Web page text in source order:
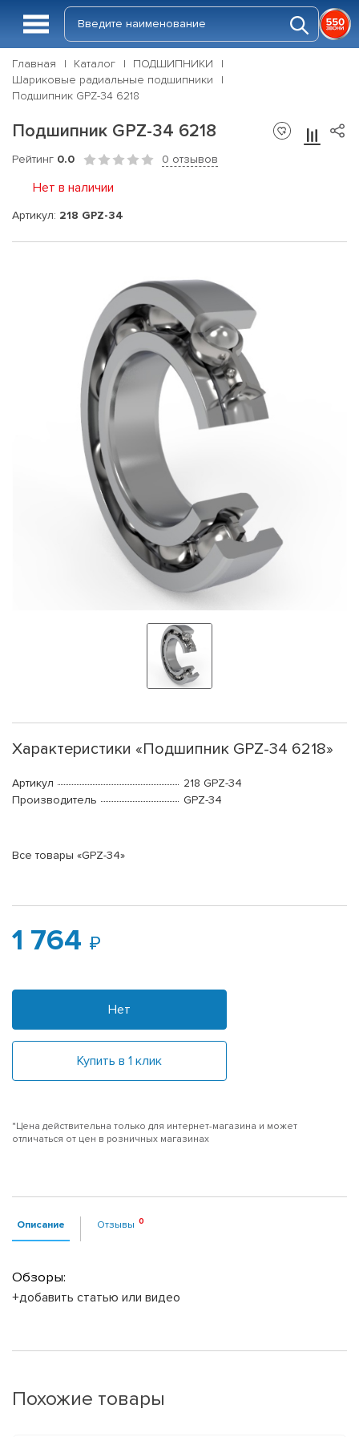
Главная Каталог
ПОДШИПНИКИ
Шариковые радиальные подшипники
Подшипник GPZ-34 6218
Подшипник GPZ-34 6218
Рейтинг 0.0 0 отзывов
Нет в наличии
Артикул: 218 GPZ-34
Характеристики «Подшипник GPZ-34 6218»
Артикул
218 GPZ-34
Производитель
GPZ-34
Все товары «GPZ-34»
1 764
Нет
Купить в 1 клик
*Цена действительна только для интернет-магазина и может
отличаться от цен в розничных магазинах
Описание Отзывы
Обзоры:
+добавить статью или видео
Похожие товары